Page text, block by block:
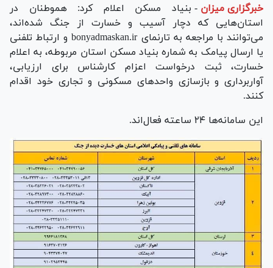
خبرگزاری میزان - بنیاد مسکن اعلام کرد: هموطنان در
استان‌هایی که دچار آسیب و خسارت از جنگ شده‌اند،
می‌توانند با مراجعه به تارنمای bonyadmaskan.ir و ارتباط تلفنی
یا ارسال پیامک به شماره بنیاد مسکن استان مربوطه، به اعلام
خسارت، ثبت درخواست اعزام کارشناس برای ارزیابی،
آواربرداری و بازسازی واحد‌های مسکونی و تجاری خود اقدام
کنند.
این سامانه‌ها ۲۴ ساعته فعال‌اند.